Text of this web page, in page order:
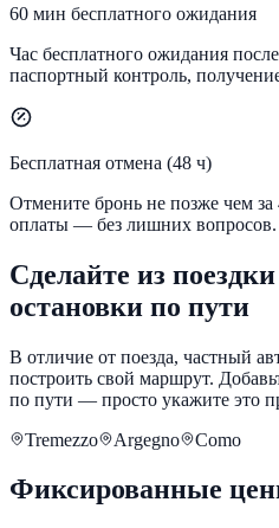
60 мин бесплатного ожидания
Час бесплатного ожидания
паспортный контроль,
Бесплатная отмена (48 ч)
Отмените бронь не позже чем за
оплаты — без лишних вопросов.
Сделайте из
остановки по пути
В отличие от поезда, частный
построить свой маршрут.
по пути — просто укажите это
Tremezzo
Argegno Como
Фиксированные